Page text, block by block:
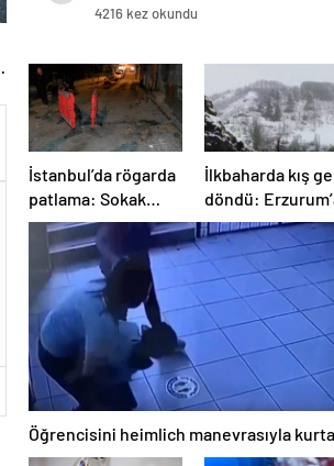
4216 kez okundu
İstanbul’da rögarda
patlama: Sokak
trafiğe kapatıldı
İlkbaharda kış
döndü:
lapa lapa kar
Öğrencisini heimlich manevrasıyla